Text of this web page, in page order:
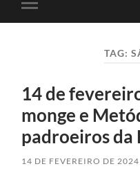
Toggle
mobile
TAG:
14 de
monge e
padroeiros da
14 DE FEVEREIRO DE 2024